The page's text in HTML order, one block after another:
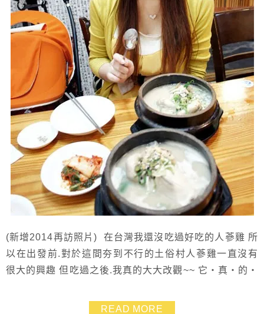
(新增2014再訪照片) 在台灣我還沒吃過好吃的人蔘雞 所
以在出發前.對於這間夯到不行的土俗村人蔘雞一直沒有
很大的興趣 但吃過之後.我真的大大改觀~~ 它‧真‧的‧
在想一想..台灣的人蔘雞怎麼就做的那麼難吃呢 >///< 害
READ MORE